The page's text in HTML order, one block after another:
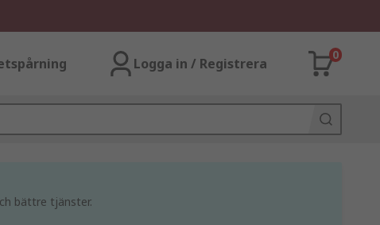
Logga in / Registrera
0
bättre tjänster.